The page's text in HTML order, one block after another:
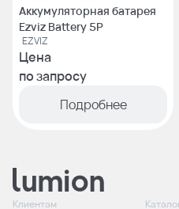
Аккумуляторная батарея
Ezviz Battery 5P
EZVIZ
Цена
по запросу
Подробнее
Клиентам